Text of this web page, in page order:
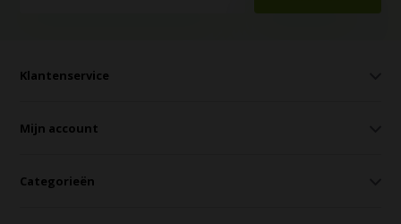
Klantenservice
Mijn account
Categorieën